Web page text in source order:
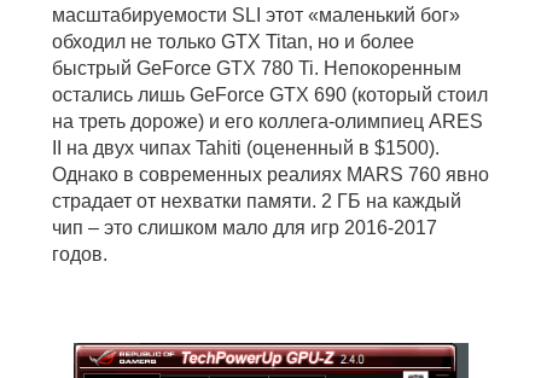
масштабируемости SLI этот «маленький бог»
обходил не только GTX Titan, но и более
быстрый GeForce GTX 780 Ti. Непокоренным
остались лишь GeForce GTX 690 (который стоил
на треть дороже) и его коллега-олимпиец ARES
II на двух чипах Tahiti (оцененный в $1500).
Однако в современных реалиях MARS 760 явно
страдает от нехватки памяти. 2 ГБ на каждый
чип – это слишком мало для игр 2016-2017
годов.